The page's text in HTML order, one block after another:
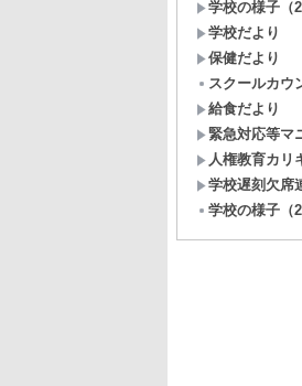
学校の様子（
学校だより
保健だより
スクールカウ
給食だより
緊急対応等マ
人権教育カリ
学校遅刻欠席
学校の様子（